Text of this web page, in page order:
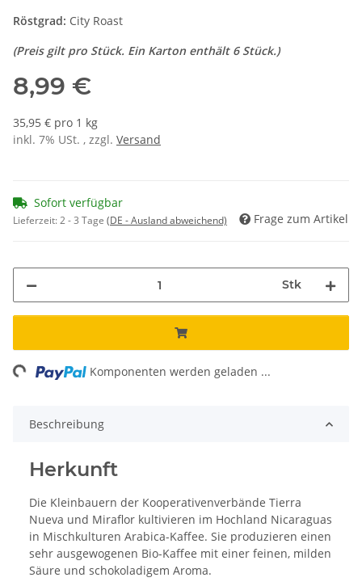
Röstgrad: City Roast
(Preis gilt pro Stück. Ein Karton enthält 6 Stück.)
8,99 €
35,95 € pro 1 kg
inkl. 7% USt. , zzgl. Versand
Sofort verfügbar
Lieferzeit:2 - 3 Tage (DE - Ausland abweichend) Frage zum Artikel
Stk
Komponenten werden geladen ...
Beschreibung
Herkunft
Die Kleinbauern der Kooperativenverbände Tierra
Nueva und Miraflor kultivieren im Hochland Nicaraguas
in Mischkulturen Arabica-Kaffee. Sie produzieren einen
sehr ausgewogenen Bio-Kaffee mit einer feinen, milden
Säure und schokoladigem Aroma.